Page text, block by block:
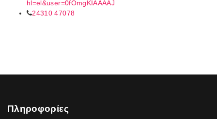
hl=el&user=0fOmgKIAAAAJ
24310 47078
Πληροφορίες